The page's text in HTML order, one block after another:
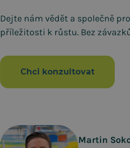
Dejte nám vědět a společně
příležitosti k růstu. Bez
Chci konzultovat
Martin